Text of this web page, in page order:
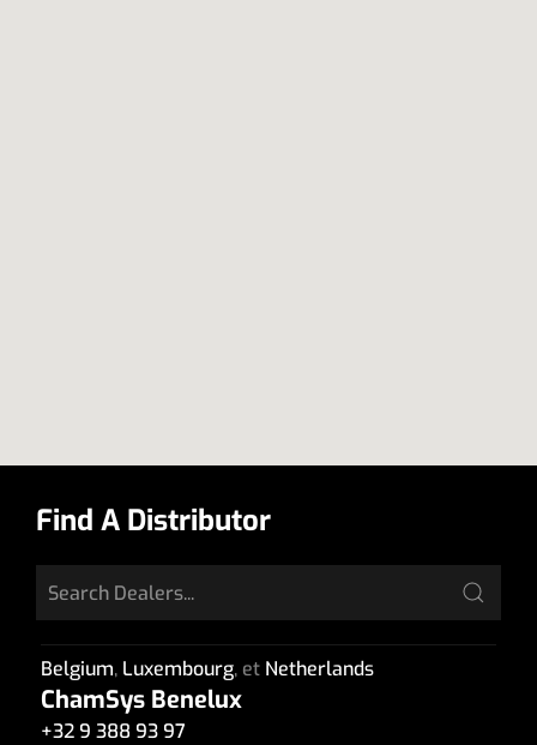
Find A Distributor
Belgium, Luxembourg, et Netherlands
ChamSys Benelux
+32 9 388 93 97